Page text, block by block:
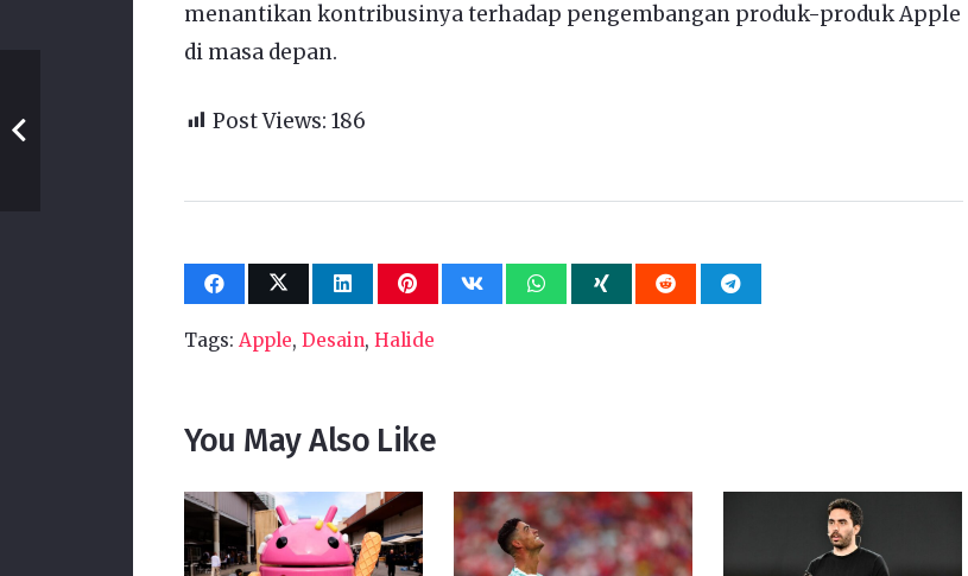
menantikan kontribusinya terhadap pengembangan produk-produk Apple
di masa depan.
Post Views: 186
Tags: Apple, Desain, Halide
You May Also Like